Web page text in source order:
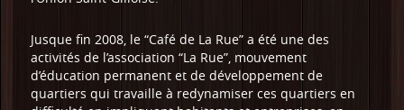
Jusque fin 2008, le “Café de La Rue” a été une des
activités de l’association “La Rue”, mouvement
d’éducation permanent et de développement de
quartiers qui travaille à redynamiser ces quartiers en